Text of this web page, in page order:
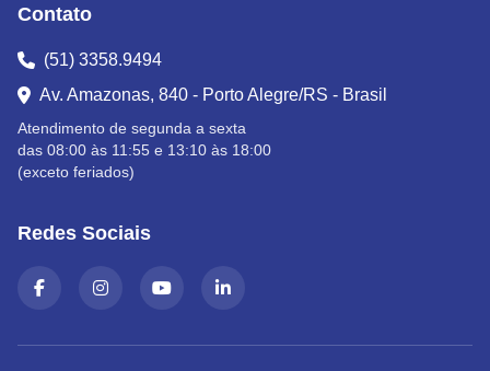
Contato
(51) 3358.9494
Av. Amazonas, 840 - Porto Alegre/RS - Brasil
Atendimento de segunda a sexta
das 08:00 às 11:55 e 13:10 às 18:00
(exceto feriados)
Redes Sociais